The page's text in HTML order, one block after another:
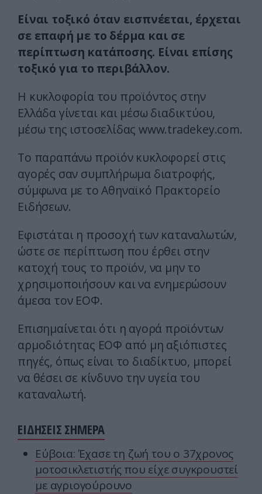
Είναι τοξικό όταν εισπνέεται, έρχεται
σε επαφή με το δέρμα και σε
περίπτωση κατάποσης. Είναι επίσης
τοξικό για το περιβάλλον.
Η κυκλοφορία του προϊόντος στην
Ελλάδα γίνεται και μέσω διαδικτύου,
μέσω της ιστοσελίδας www.tradekey.com.
Tο παραπάνω προϊόν κυκλοφορεί στις
αγορές σαν συμπλήρωμα διατροφής,
σύμφωνα με το Αθηναϊκό Πρακτορείο
Ειδήσεων.
Εφιστάται η προσοχή των καταναλωτών,
ώστε σε περίπτωση που έρθει στην
κατοχή τους το προϊόν, να μην το
χρησιμοποιήσουν και να ενημερώσουν
άμεσα τον ΕΟΦ.
Επισημαίνεται ότι η αγορά προϊόντων
αρμοδιότητας ΕΟΦ από μη αξιόπιστες
πηγές, όπως είναι το διαδίκτυο, μπορεί
να θέσει σε κίνδυνο την υγεία του
καταναλωτή.
ΕΙΔΗΣΕΙΣ ΣΗΜΕΡΑ
Εύβοια: Έχασε τη ζωή του ο 37χρονος
μοτοσικλετιστής που είχε συγκρουστεί
με αγριογούρουνο